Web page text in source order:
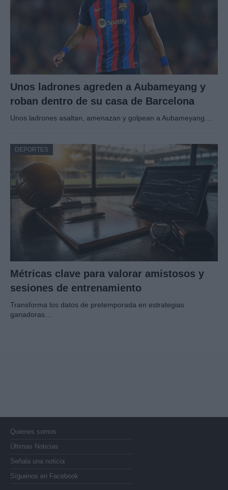
Unos ladrones agreden a Aubameyang y
roban dentro de su casa de Barcelona
Unos ladrones asaltan, amenazan y golpean a Aubameyang…
DEPORTES
Métricas clave para valorar amistosos y
sesiones de entrenamiento
Transforma los datos de pretemporada en estrategias
ganadoras…
Quienes somos
Últimas Noticias
Señala una noticia
Síguenos en Facebook